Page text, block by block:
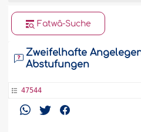
Fatwâ-Suche
Zweifelhafte
Abstufungen
47544